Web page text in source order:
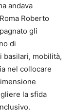
andava
Roberto
gli
di
basilari, mobilità,
nel collocare
la sfida